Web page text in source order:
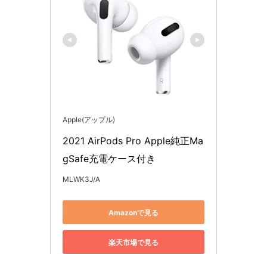
Apple(アップル)
2021 AirPods Pro Apple純正Ma
gSafe充電ケース付き
MLWK3J/A
Amazonで見る
楽天市場で見る